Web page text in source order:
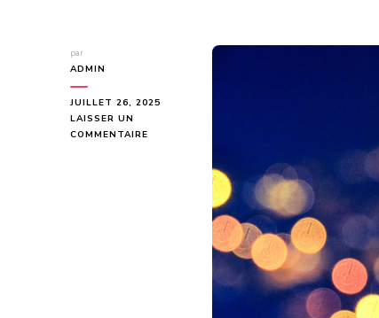
par
ADMIN
JUILLET 26, 2025
LAISSER UN
COMMENTAIRE
INCONTOURNABLES